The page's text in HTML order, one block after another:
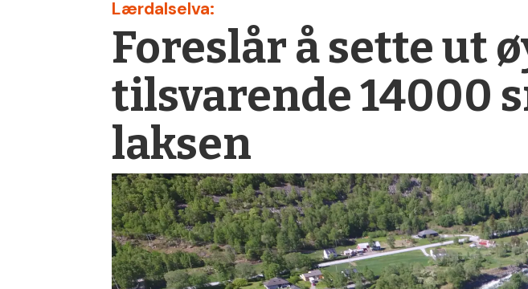
Lærdalselva:
Foreslår å sette ut
tilsvarende 14000
laksen